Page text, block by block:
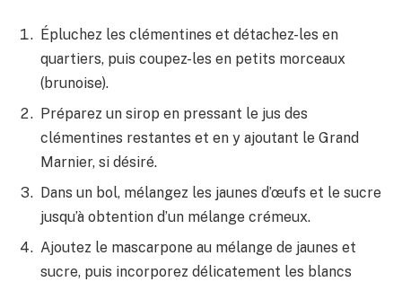
Épluchez les clémentines et détachez-les en
quartiers, puis coupez-les en petits morceaux
(brunoise).
Préparez un sirop en pressant le jus des
clémentines restantes et en y ajoutant le Grand
Marnier, si désiré.
Dans un bol, mélangez les jaunes d’œufs et le sucre
jusqu’à obtention d’un mélange crémeux.
Ajoutez le mascarpone au mélange de jaunes et
sucre, puis incorporez délicatement les blancs